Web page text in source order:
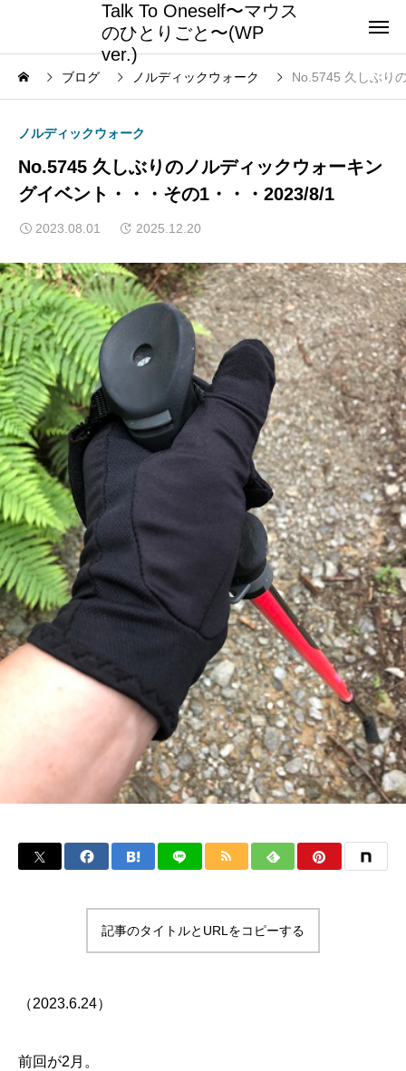
Talk To Oneself〜マウス
のひとりごと〜(WP
ver.)
ブログ ノルディックウォーク No.5745 久しぶり
ノルディックウォーク
No.5745 久しぶりのノルディックウォーキン
グイベント・・・その1・・・2023/8/1
2023.08.01 2025.12.20
記事のタイトルとURLをコピーする
（2023.6.24）
前回が2月。